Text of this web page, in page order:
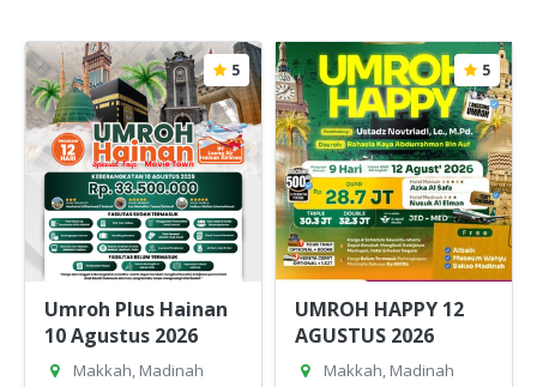
5
Umroh Plus Hainan
10 Agustus 2026
Makkah, Madinah
5
UMROH HAPPY 12
AGUSTUS 2026
Makkah, Madinah